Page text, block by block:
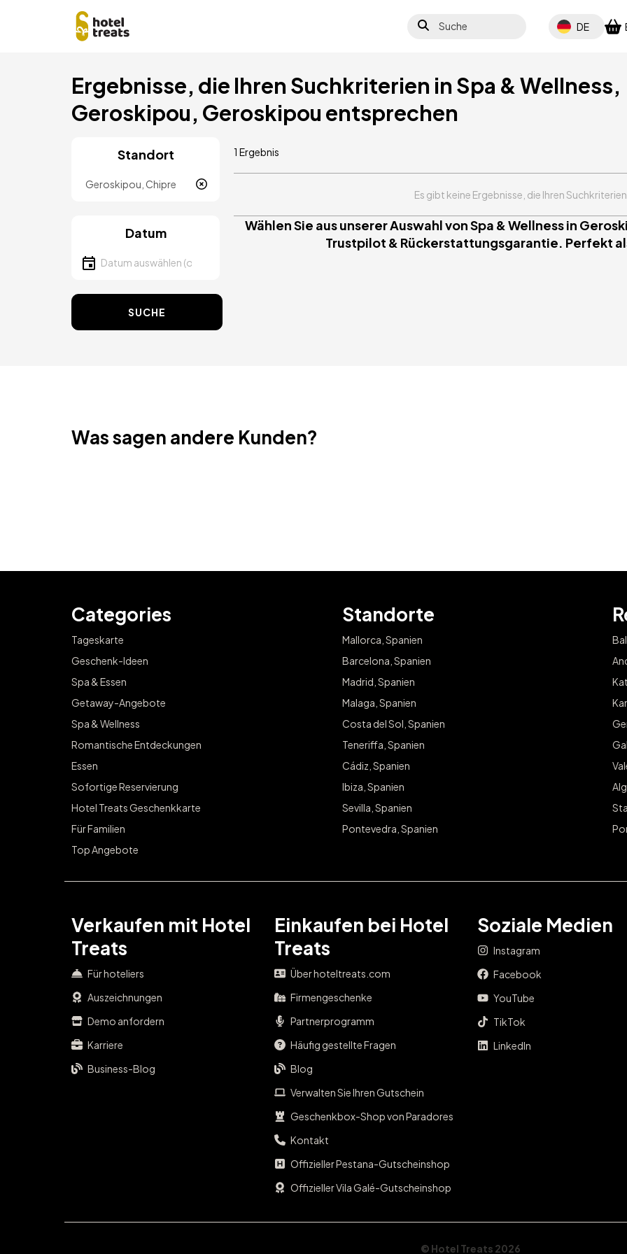
Suche Select your
DE
Ergebnisse, die Ihren Suchkriterien in Spa & Wellness,
Geroskipou, Geroskipou entsprechen
Standort
Datum
Datum auswählen
SUCHE
1 Ergebnis
Es gibt keine Ergebnisse, die Ihren
Wählen Sie aus unserer Auswahl von Spa & Wellness in
Trustpilot & Rückerstattungsgarantie. Perfekt
Was sagen andere Kunden?
Categories
Tageskarte
Geschenk-Ideen
Spa & Essen
Getaway-Angebote
Spa & Wellness
Romantische Entdeckungen
Essen
Sofortige Reservierung
Hotel Treats Geschenkkarte
Für Familien
Top Angebote
Standorte
Mallorca, Spanien
Barcelona, Spanien
Madrid, Spanien
Malaga, Spanien
Costa del Sol, Spanien
Teneriffa, Spanien
Cádiz, Spanien
Ibiza, Spanien
Sevilla, Spanien
Pontevedra, Spanien
Verkaufen mit Hotel
Treats
Für hoteliers
Auszeichnungen
Demo anfordern
Karriere
Business-Blog
Einkaufen bei Hotel
Treats
Über hoteltreats.com
Firmengeschenke
Partnerprogramm
Häufig gestellte Fragen
Blog
Verwalten Sie Ihren Gutschein
Geschenkbox-Shop von Paradores
Kontakt
Offizieller Pestana-Gutscheinshop
Offizieller Vila Galé-Gutscheinshop
Soziale Medien
Instagram
Facebook
YouTube
TikTok
LinkedIn
© Hotel Treats 2026